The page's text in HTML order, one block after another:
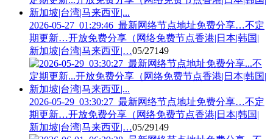
2026-05-27_01:29:46_最新网络节点地址免费分享…不定
期更新…开放免费分享（网络免费节点香港|日本|韩国|
新加坡|台湾|马来西亚|…05/27149
2026-05-29_03:30:27_最新网络节点地址免费分享…不定
期更新…开放免费分享（网络免费节点香港|日本|韩国|
新加坡|台湾|马来西亚|…05/29149